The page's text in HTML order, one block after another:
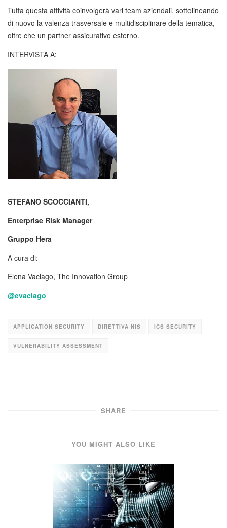
Tutta questa attività coinvolgerà vari team aziendali, sottolineando
di nuovo la valenza trasversale e multidisciplinare della tematica,
oltre che un partner assicurativo esterno.
INTERVISTA A:
STEFANO SCOCCIANTI,
Enterprise Risk Manager
Gruppo Hera
A cura di:
Elena Vaciago, The Innovation Group
@evaciago
APPLICATION SECURITY DIRETTIVA NIS ICS SECURITY
VULNERABILITY ASSESSMENT
SHARE
YOU MIGHT ALSO LIKE